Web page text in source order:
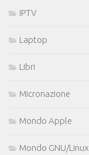
IPTV
Laptop
Libri
Micronazione
Mondo Apple
Mondo GNU/Linux